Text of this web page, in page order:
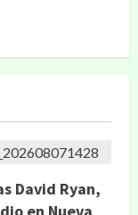
David Ryan,